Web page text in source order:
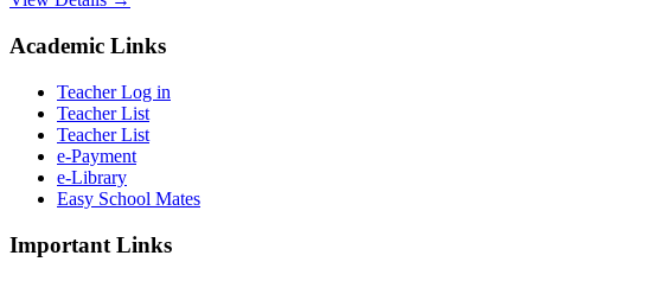
Academic Links
Teacher Log in
Teacher List
Teacher List
e-Payment
e-Library
Easy School Mates
Important Links